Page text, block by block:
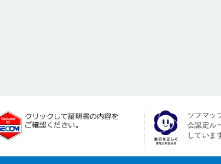
ソフマッ
会認定ル
していま